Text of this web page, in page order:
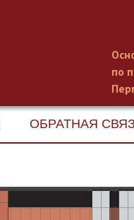
по
ОБРАТНАЯ